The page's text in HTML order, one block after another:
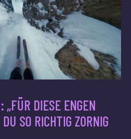
„FÜR DIESE ENGEN
SO RICHTIG ZORNIG